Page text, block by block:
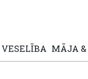
VESELĪBA MĀJA &